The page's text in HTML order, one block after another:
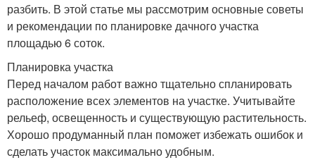
разбить. В этой статье мы рассмотрим основные советы
и рекомендации по планировке дачного участка
площадью 6 соток.
Планировка участка
Перед началом работ важно тщательно спланировать
расположение всех элементов на участке. Учитывайте
рельеф, освещенность и существующую растительность.
Хорошо продуманный план поможет избежать ошибок и
сделать участок максимально удобным.